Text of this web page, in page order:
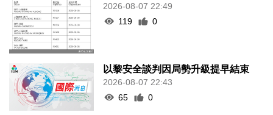
2026-08-07 22:49
119
0
以黎安全談判因局勢升級提早結束
2026-08-07 22:43
65
0